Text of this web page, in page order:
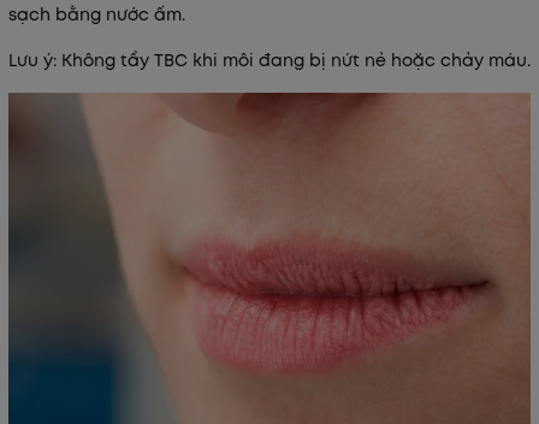
sạch bằng nước ấm.
Lưu ý: Không tẩy TBC khi môi đang bị nứt nẻ hoặc chảy máu.